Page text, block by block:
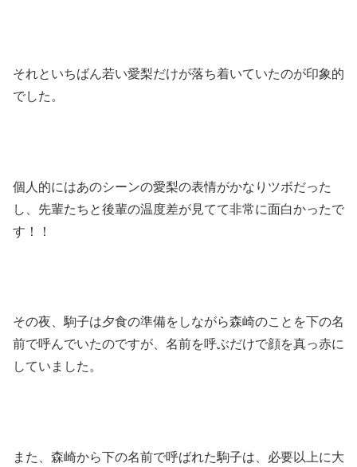
それといちばん若い愛梨だけが落ち着いていたのが印象的
でした。
個人的にはあのシーンの愛梨の表情がかなりツボだった
し、先輩たちと後輩の温度差が見てて非常に面白かったで
す！！
その夜、駒子は夕食の準備をしながら森崎のことを下の名
前で呼んでいたのですが、名前を呼ぶだけで顔を真っ赤に
していました。
また、森崎から下の名前で呼ばれた駒子は、必要以上に大